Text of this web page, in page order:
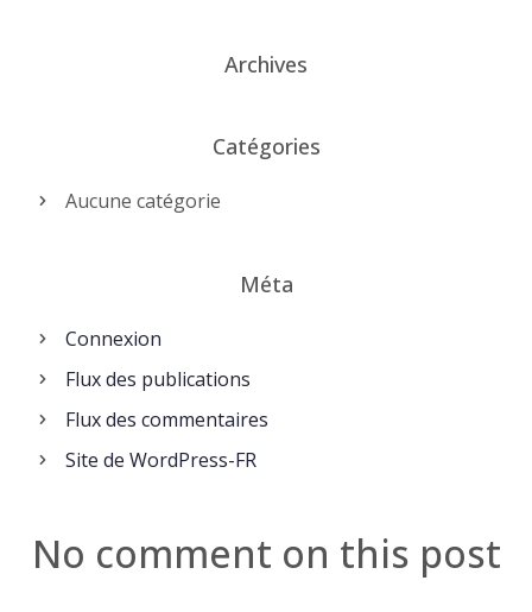
Archives
Catégories
Aucune catégorie
Méta
Connexion
Flux des publications
Flux des commentaires
Site de WordPress-FR
No comment on this post